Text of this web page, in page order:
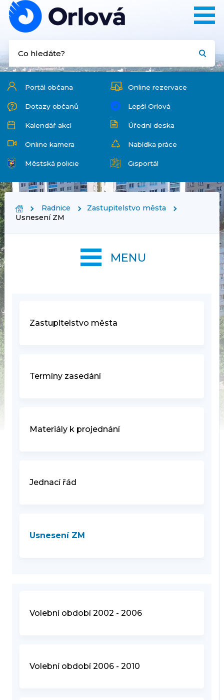
Portál občana Online rezervace
Dotazy občanů Lepší Orlová
Kalendář akcí Úřední deska
Online kamera Nabídka práce
Městská policie Gisportál
Radnice
Zastupitelstvo města
Usnesení ZM
Zastupitelstvo města
Termíny zasedání
Materiály k projednání
Jednací řád
Usnesení ZM
Volební období 2002 - 2006
Volební období 2006 - 2010
MENU